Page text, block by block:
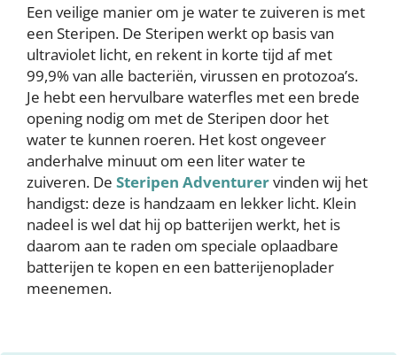
Een veilige manier om je water te zuiveren is met
een Steripen. De Steripen werkt op basis van
ultraviolet licht, en rekent in korte tijd af met
99,9% van alle bacteriën, virussen en protozoa’s.
Je hebt een hervulbare waterfles met een brede
opening nodig om met de Steripen door het
water te kunnen roeren. Het kost ongeveer
anderhalve minuut om een liter water te
zuiveren. De Steripen Adventurervinden wij het
handigst: deze is handzaam en lekker licht. Klein
nadeel is wel dat hij op batterijen werkt, het is
daarom aan te raden om speciale oplaadbare
batterijen te kopen en een batterijenoplader
meenemen.